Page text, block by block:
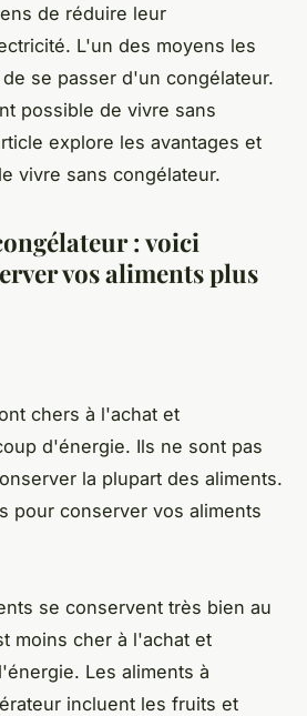
de réduire leur
L'un des moyens les
se passer d'un congélateur.
possible de vivre sans
explore les avantages et
vivre sans congélateur.
: voici
vos aliments plus
chers à l'achat et
d'énergie. Ils ne sont pas
la plupart des aliments.
pour conserver vos aliments
se conservent très bien au
moins cher à l'achat et
Les aliments à
incluent les fruits et